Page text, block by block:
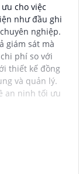
cho việc
như đầu ghi
nghiệp.
giám sát mà
phí so với
thiết kế đồng
và quản lý.
an ninh tối ưu